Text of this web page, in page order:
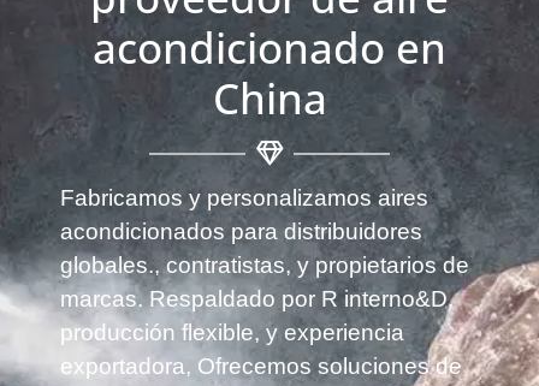
acondicionado en
China
Fabricamos y personalizamos aires
acondicionados para distribuidores
globales., contratistas, y propietarios de
marcas. Respaldado por R interno&D,
producción flexible, y experiencia
exportadora, Ofrecemos soluciones de